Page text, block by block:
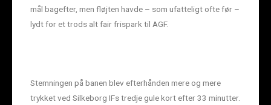
mål bagefter, men fløjten havde – som ufatteligt ofte før –
lydt for et trods alt fair frispark til AGF.
Stemningen på banen blev efterhånden mere og mere
trykket ved Silkeborg IFs tredje gule kort efter 33 minutter.